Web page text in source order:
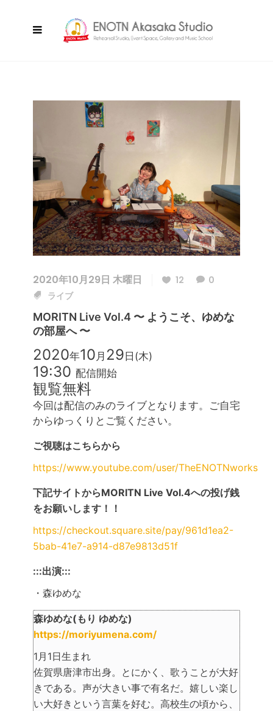
2020年10月29日 木曜日 12
0
ライブ
MORITN Live Vol.4 〜 ようこそ、ゆめな
の部屋へ 〜
2020年10 月 29 日(木)
19:30 配信開始
観覧無料
今回は配信のみのライブとなります。ご自宅
からゆっくりとご覧ください。
ご視聴はこちらから
https://www.youtube.com/user/TheENOTNworks
下記サイトからMORITN Live Vol.4への投げ銭
をお願いします！！
https://checkout.square.site/pay/961d1ea2-
5bab-41e7-a914-d87e9813d51f
:::出演:::
・森ゆめな
森ゆめな(もり ゆめな)
https://moriyumena.com/
1月1日生まれ
佐賀県唐津市出身。とにかく、歌うことが大好
きである。声が大きい事で有名だ。嬉しい楽し
い大好きという言葉を好む。高校生の頃から、